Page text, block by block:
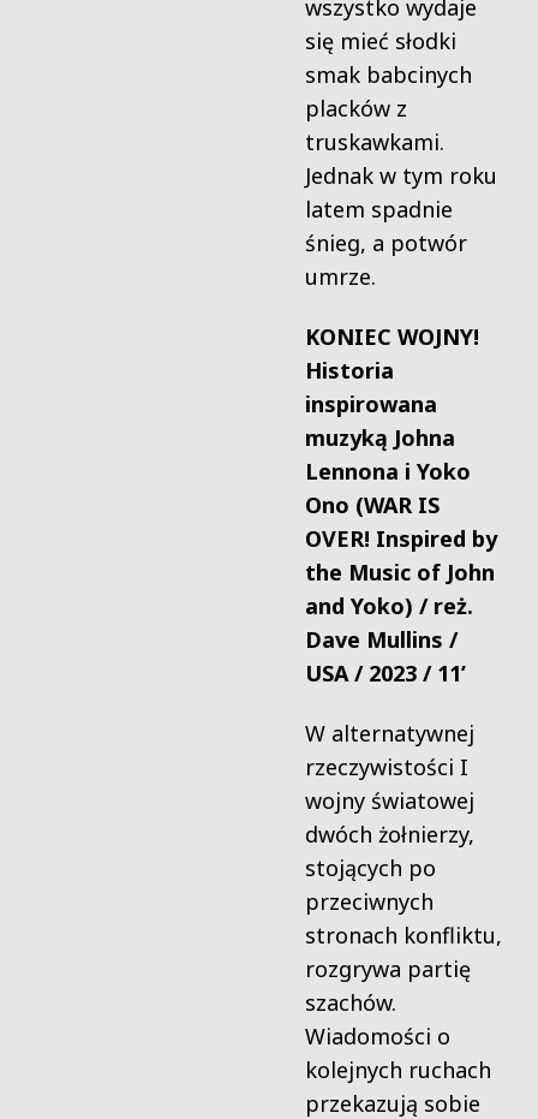
wszystko wydaje
się mieć słodki
smak babcinych
placków z
truskawkami.
Jednak w tym roku
latem spadnie
śnieg, a potwór
umrze.
KONIEC WOJNY!
Historia
inspirowana
muzyką Johna
Lennona i Yoko
Ono (WAR IS
OVER! Inspired by
the Music of John
and Yoko) / reż.
Dave Mullins /
USA / 2023 / 11’
W alternatywnej
rzeczywistości I
wojny światowej
dwóch żołnierzy,
stojących po
przeciwnych
stronach konfliktu,
rozgrywa partię
szachów.
Wiadomości o
kolejnych ruchach
przekazują sobie